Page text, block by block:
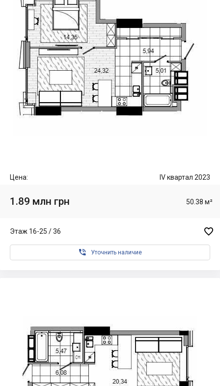
Цена: IV квартал 2023
1.89 млн грн 50.38 м²
Этаж 16-25 / 36 
 Уточнить наличие